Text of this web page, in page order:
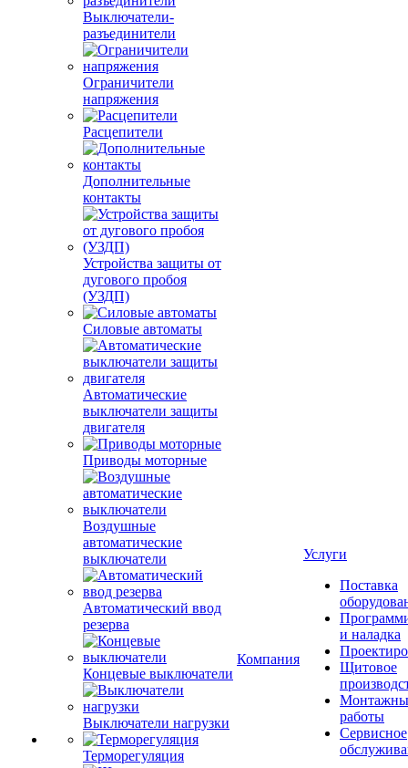
Выключатели-
разъединители
Ограничители
напряжения
Расцепители
Дополнительные
контакты
Устройства защиты от
дугового пробоя
(УЗДП)
Силовые автоматы
Автоматические
выключатели защиты
двигателя
Приводы моторные
Воздушные
автоматические
выключатели
Автоматический ввод
резерва
Концевые выключатели
Выключатели нагрузки
Терморегуляция
Компания
Услуги
Поставка
и наладка
Щитовое
работы
Сервисное